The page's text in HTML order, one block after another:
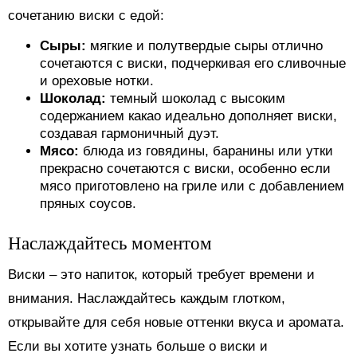
сочетанию виски с едой:
Сыры: мягкие и полутвердые сыры отлично
сочетаются с виски, подчеркивая его сливочные
и ореховые нотки.
Шоколад: темный шоколад с высоким
содержанием какао идеально дополняет виски,
создавая гармоничный дуэт.
Мясо: блюда из говядины, баранины или утки
прекрасно сочетаются с виски, особенно если
мясо приготовлено на гриле или с добавлением
пряных соусов.
Наслаждайтесь моментом
Виски – это напиток, который требует времени и
внимания. Наслаждайтесь каждым глотком,
открывайте для себя новые оттенки вкуса и аромата.
Если вы хотите узнать больше о виски и